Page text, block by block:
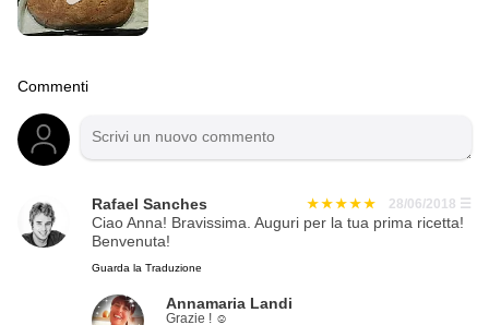
Commenti
Rafael Sanches 28/06/2018 ☰
Ciao Anna! Bravissima. Auguri per la tua prima ricetta!
Benvenuta!
Guarda la Traduzione
Annamaria Landi
Grazie ! ☺